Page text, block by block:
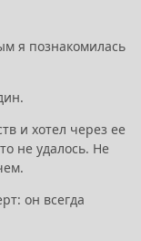
я познакомилась
и хотел через ее
не удалось. Hе
он всегда